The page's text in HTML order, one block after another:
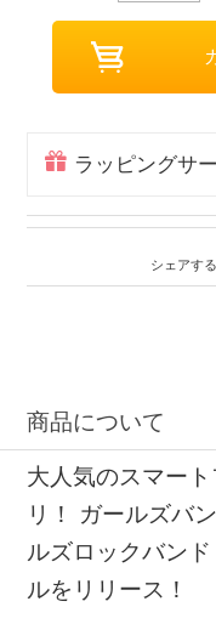
ラッピングサ
シェアする
商品について
大人気のスマー
リ！ ガールズバ
ルズロックバン
ルをリリース！